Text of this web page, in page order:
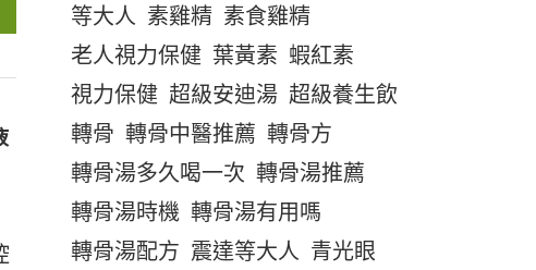
等大人 素雞精 素食雞精
老人視力保健 葉黃素 蝦紅素
視力保健 超級安迪湯 超級養生飲
轉骨 轉骨中醫推薦 轉骨方
轉骨湯多久喝一次 轉骨湯推薦
轉骨湯時機 轉骨湯有用嗎
轉骨湯配方 震達等大人 青光眼